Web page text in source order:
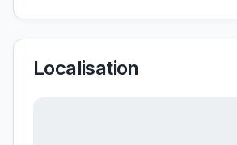
Localisation